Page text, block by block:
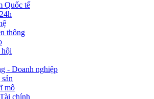
Quốc tế
thông
hội
- Doanh nghiệp
mô
chính